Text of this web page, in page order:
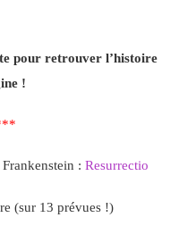
pour retrouver l’histoire
!
: Resurrectio
(sur 13 prévues !)